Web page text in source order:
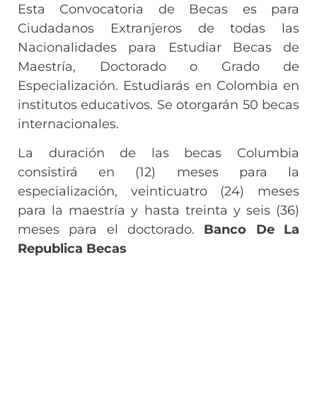
Esta Convocatoria de Becas es para
Ciudadanos Extranjeros de todas las
Nacionalidades para Estudiar Becas de
Maestría, Doctorado o Grado de
Especialización. Estudiarás en Colombia en
institutos educativos. Se otorgarán 50 becas
internacionales.
La duración de las becas Columbia
consistirá en (12) meses para la
especialización, veinticuatro (24) meses
para la maestría y hasta treinta y seis (36)
meses para el doctorado. Banco De La
Republica Becas